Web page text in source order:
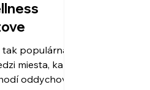
populárna
miesta, kam
oddychovať